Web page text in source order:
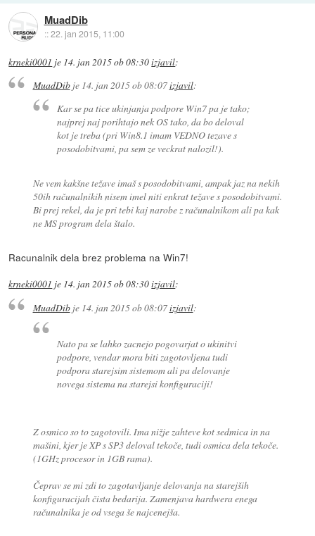
MuadDib
::22. jan 2015, 11:00
krneki0001 je 14. jan 2015 ob 08:30izjavil:
MuadDibje 14. jan 2015 ob 08:07izjavil:
Kar se pa tice ukinjanja podpore Win7 pa je tako;
najprej naj porihtajo nek OS tako, da bo deloval
kot je treba (pri Win8.1 imam VEDNO tezave s
posodobitvami, pa sem ze veckrat nalozil!).
Ne vem kakšne težave imaš s posodobitvami, ampak jaz na nekih
50ih računalnikih nisem imel niti enkrat težave s posodobitvami.
Bi prej rekel, da je pri tebi kaj narobe z računalnikom ali pa kak
ne MS program dela štalo.
Racunalnik dela brez problema na Win7!
krneki0001 je 14. jan 2015 ob 08:30izjavil:
MuadDibje 14. jan 2015 ob 08:07izjavil:
Nato pa se lahko zacnejo pogovarjat o ukinitvi
podpore, vendar mora biti zagotovljena tudi
podpora starejsim sistemom ali pa delovanje
novega sistema na starejsi konfiguraciji!
Z osmico so to zagotovili. Ima nižje zahteve kot sedmica in na
mašini, kjer je XP s SP3 deloval tekoče, tudi osmica dela tekoče.
(1GHz procesor in 1GB rama).
Čeprav se mi zdi to zagotavljanje delovanja na starejših
konfiguracijah čista bedarija. Zamenjava hardwera enega
računalnika je od vsega še najcenejša.